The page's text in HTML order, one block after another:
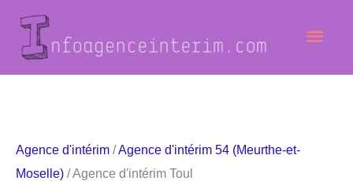
contenu
Agence d'intérim /Agence d'intérim 54 (Meurthe-et-
Moselle) / Agence d'intérim Toul